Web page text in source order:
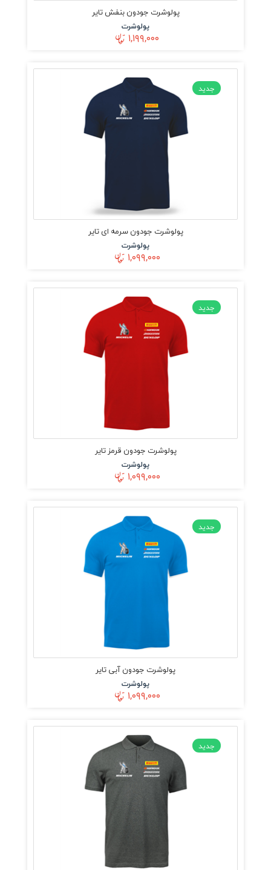
پولوشرت جودون بنفش تایر
پولوشرت
۱,۱۹۹,۰۰۰
جدید
پولوشرت جودون سرمه ای تایر
پولوشرت
۱,۰۹۹,۰۰۰
جدید
پولوشرت جودون قرمز تایر
پولوشرت
۱,۰۹۹,۰۰۰
جدید
پولوشرت جودون آبی تایر
پولوشرت
۱,۰۹۹,۰۰۰
جدید